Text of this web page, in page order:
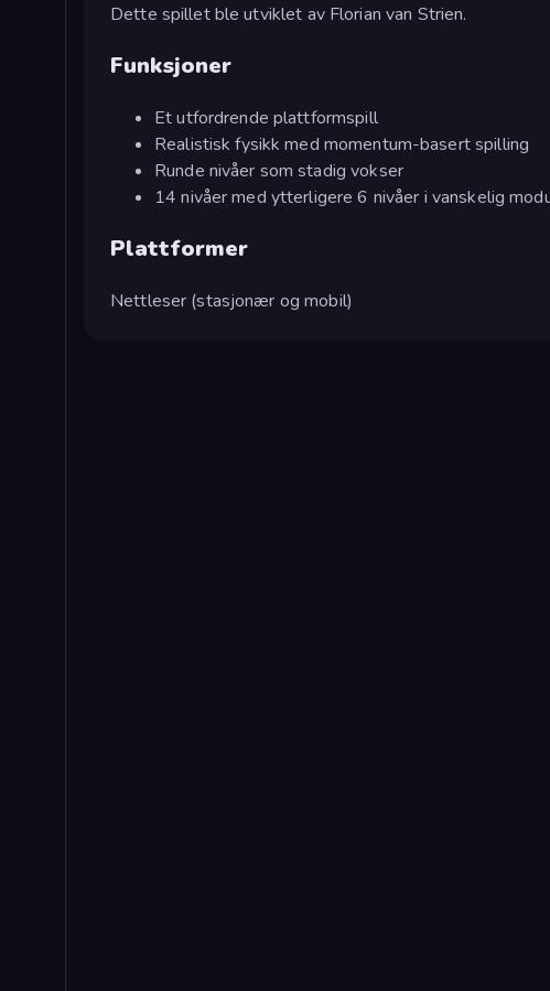
Dette spillet ble utviklet av Florian van Strien.
Funksjoner
Et utfordrende plattformspill
Realistisk fysikk med momentum-basert spilling
Runde nivåer som stadig vokser
14 nivåer med ytterligere 6 nivåer i vanskelig
Plattformer
Nettleser (stasjonær og mobil)